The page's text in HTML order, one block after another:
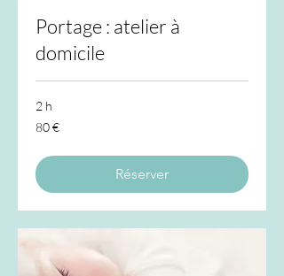
Portage : atelier à
domicile
2 h
80
euros
80 €
Réserver